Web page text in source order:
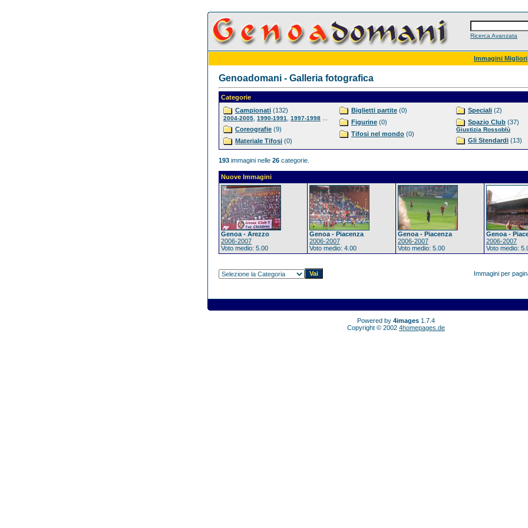
Ricerca Avanzata
Immagini Migliori
Genoadomani - Galleria fotografica
Categorie
Campionati (132)
2004-2005 1990-1991 1997-1998
Coreografie (9)
Materiale Tifosi (0)
Biglietti partite (0)
Figurine (0)
Tifosi nel mondo (0)
Speciali (2)
Spazio Club (37)
Giustizia Rossoblù
Gli Stendardi (13)
193 immagini nelle 26 categorie.
Nuove Immagini
Genoa - Arezzo
2006-2007
Voto medio: 5.00
Genoa - Piacenza
2006-2007
Voto medio: 4.00
Genoa - Piacenza
2006-2007
Voto medio: 5.00
Genoa -
2006-2007
Voto medio:
Immagini per
Powered by 4images 1.7.4
Copyright © 2002 4homepages.de